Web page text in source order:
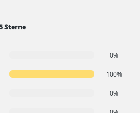
Sterne
0%
100%
0%